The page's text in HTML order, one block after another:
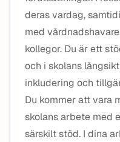
deras vardag,
med
kollegor. Du är ett
och i skolans
inkludering och
Du kommer att vara
skolans arbete med
särskilt stöd. I dina